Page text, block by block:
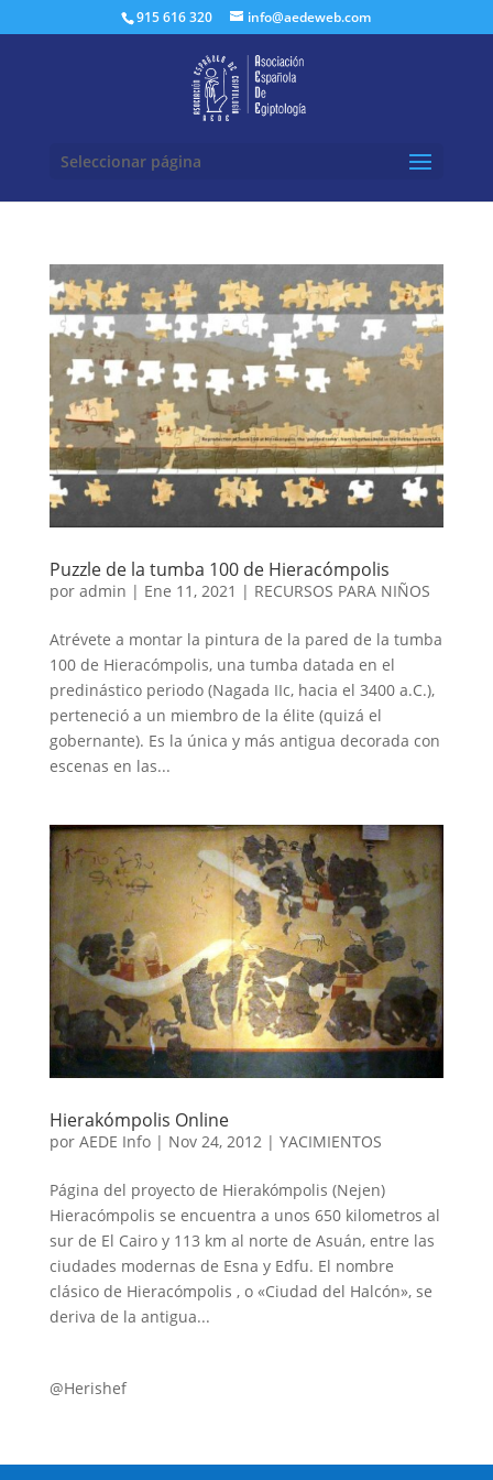
915 616 320 info@aedeweb.com
Seleccionar página
Puzzle de la tumba 100 de Hieracómpolis
por admin | Ene 11, 2021 | RECURSOS PARA NIÑOS
Atrévete a montar la pintura de la pared de la tumba
100 de Hieracómpolis, una tumba datada en el
predinástico periodo (Nagada IIc, hacia el 3400 a.C.),
perteneció a un miembro de la élite (quizá el
gobernante). Es la única y más antigua decorada con
escenas en las...
Hierakómpolis Online
por AEDE Info| Nov 24, 2012| YACIMIENTOS
Página del proyecto de Hierakómpolis (Nejen)
Hieracómpolis se encuentra a unos 650 kilometros al
sur de El Cairo y 113 km al norte de Asuán, entre las
ciudades modernas de Esna y Edfu. El nombre
clásico de Hieracómpolis , o «Ciudad del Halcón», se
deriva de la antigua...
@Herishef